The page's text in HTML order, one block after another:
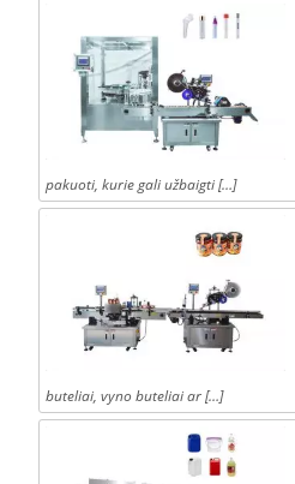
pakuoti, kurie gali užbaigti […]
buteliai, vyno buteliai ar […]